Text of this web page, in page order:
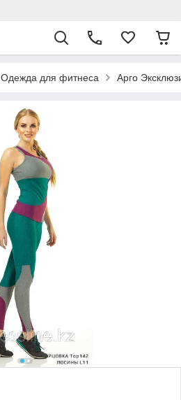
Одежда для фитнеса Арго